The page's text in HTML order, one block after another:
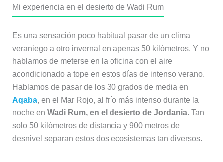
Mi experiencia en el desierto de Wadi Rum
Es una sensación poco habitual pasar de un clima
veraniego a otro invernal en apenas 50 kilómetros. Y no
hablamos de meterse en la oficina con el aire
acondicionado a tope en estos días de intenso verano.
Hablamos de pasar de los 30 grados de media en
Aqaba, en el Mar Rojo, al frío más intenso durante la
noche en Wadi Rum, en el desierto de Jordania. Tan
solo 50 kilómetros de distancia y 900 metros de
desnivel separan estos dos ecosistemas tan diversos.